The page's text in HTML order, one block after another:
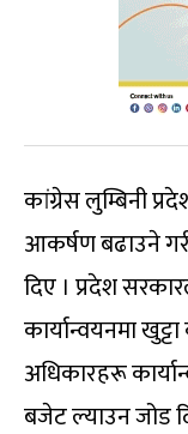
कांग्रेस लुम्बिनी
आकर्षण बढाउने
दिए । प्रदेश
कार्यान्वयनमा
अधिकारहरू
बजेट ल्याउन जोड